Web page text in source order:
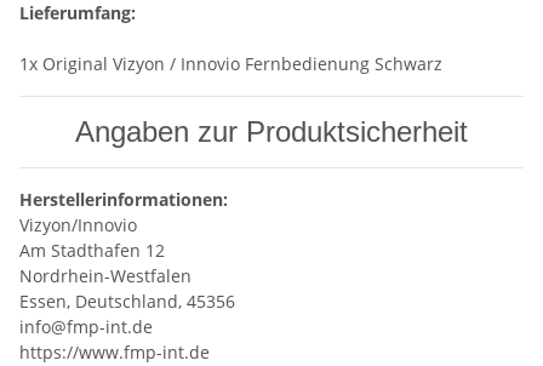
Lieferumfang:
1x Original Vizyon / Innovio Fernbedienung Schwarz
Angaben zur Produktsicherheit
Herstellerinformationen:
Vizyon/Innovio
Am Stadthafen 12
Nordrhein-Westfalen
Essen, Deutschland, 45356
info@fmp-int.de
https://www.fmp-int.de